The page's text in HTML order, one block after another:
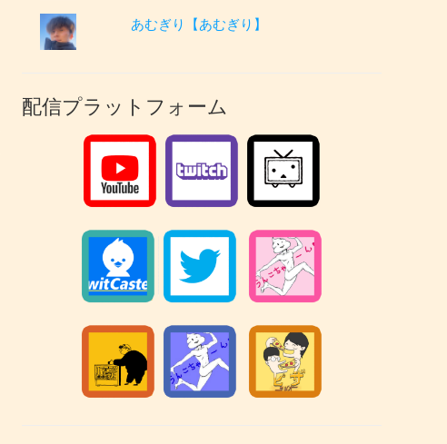
あむぎり【あむぎり】
配信プラットフォーム